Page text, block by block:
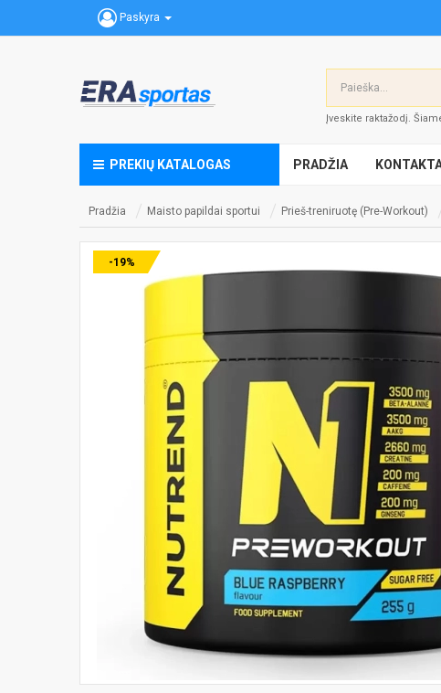
Paskyra
Įveskite raktažodį.
PREKIŲ KATALOGAS PRADŽIA
Pradžia Maisto papildai sportui Prieš-treniruotę (Pre-Workout)
-19%